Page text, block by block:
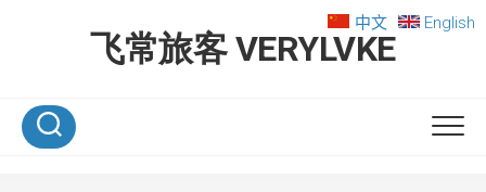
飞常旅客 VERYLVKE
中文 English